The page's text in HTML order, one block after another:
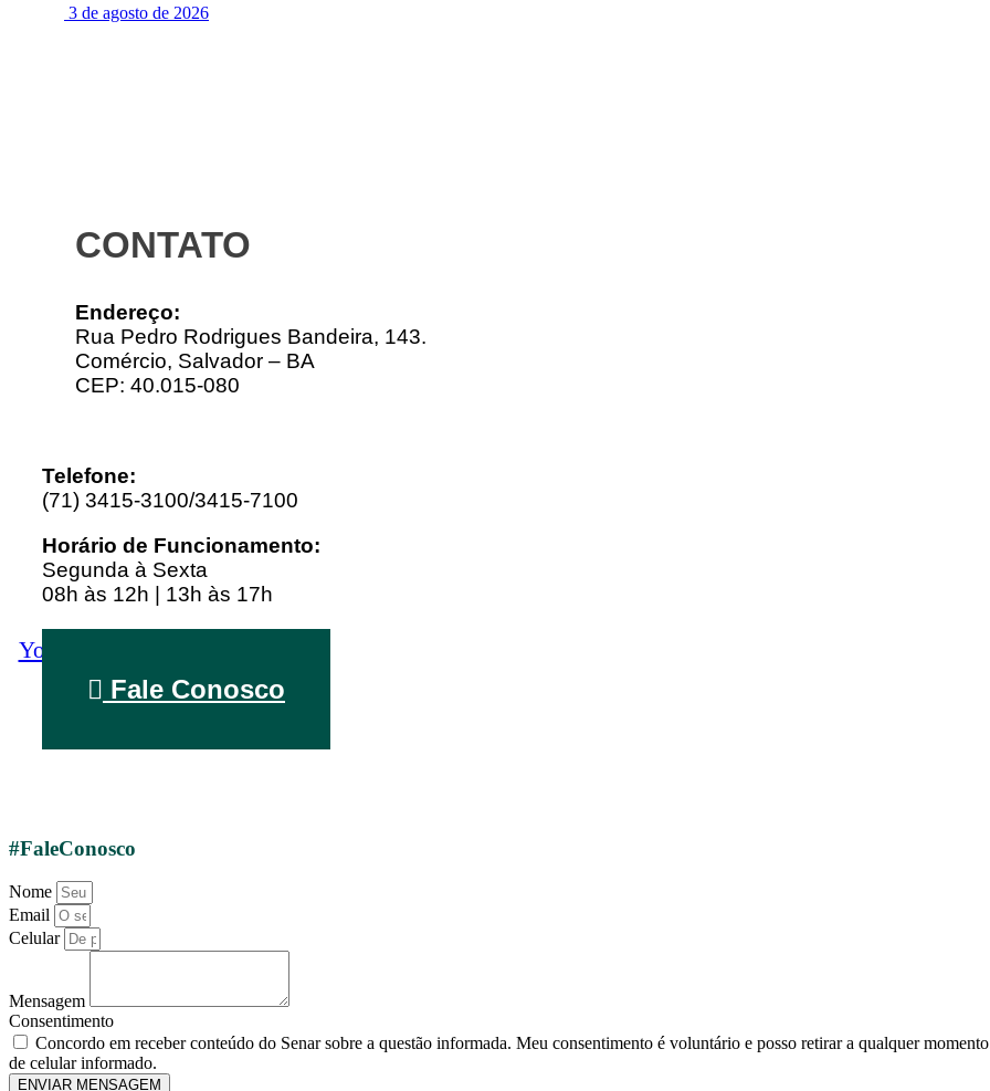
3 de agosto de 2026
CONTATO
Endereço:
Rua Pedro Rodrigues Bandeira, 143.
Comércio, Salvador – BA
CEP: 40.015-080
Telefone:
(71) 3415-3100/3415-7100
Horário de Funcionamento:
Segunda à Sexta
08h às 12h | 13h às 17h
Youtube
Fale Conosco
#FaleConosco
Nome
Email
Celular
Mensagem
Consentimento
Concordo em receber conteúdo do Senar sobre a questão informada. Meu consentimento é voluntário e posso retirar a qualquer
de celular informado.
ENVIAR MENSAGEM